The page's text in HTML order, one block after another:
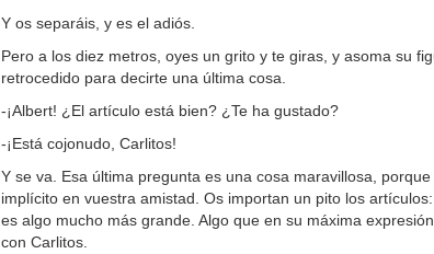
Y os separáis, y es el adiós.
Pero a los diez metros, oyes un grito y te giras, y asoma su
retrocedido para decirte una última cosa.
-¡Albert! ¿El artículo está bien? ¿Te ha gustado?
-¡Está cojonudo, Carlitos!
Y se va. Esa última pregunta es una cosa maravillosa,
implícito en vuestra amistad. Os importan un pito los
es algo mucho más grande. Algo que en su máxima
con Carlitos.